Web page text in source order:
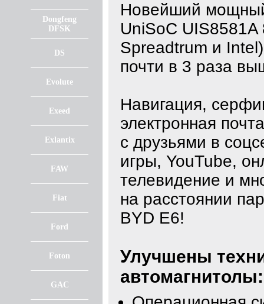
Dongfeng
DFSK
DS
Evolute
Exeed
Exlantix
FAW
Fiat
Ford
Foton
GAC
Новейший
UniSoC UIS8581A
Spreadtrum и
почти в 3 раза
Навигация,
электронная
с друзьями в
игры, YouTube,
телевидение и
на расстоянии
BYD E6!
Улучшены
автомагнитолы: